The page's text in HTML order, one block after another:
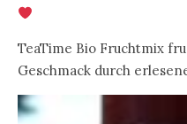
TeaTime Bio Fruchtmix
Geschmack durch